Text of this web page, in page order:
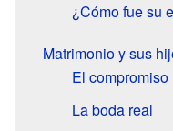
¿Cómo fue su
Matrimonio y sus
El compromiso
La boda real